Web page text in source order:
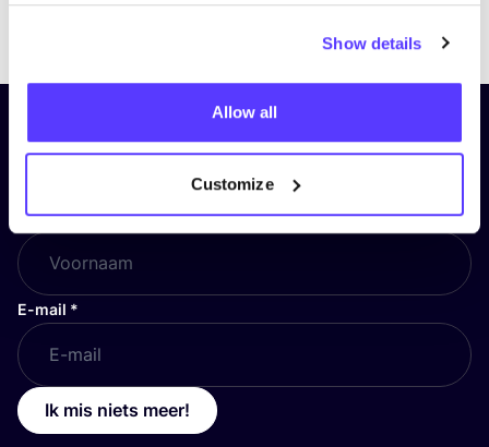
Show details
Allow all
Customize
Previous
Next
Schrijf je in op onze nieuwsbrief
en blijf op de hoogte!
Voornaam*
E-mail *
Ik mis niets meer!